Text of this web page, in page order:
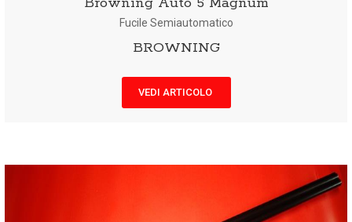
Fucile Semiautomatico
BROWNING
VEDI ARTICOLO